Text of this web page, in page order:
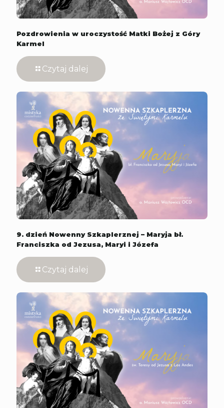
Pozdrowienia w uroczystość Matki Bożej z Góry
Karmel
Czytaj dalej
9. dzień Nowenny Szkaplerznej – Maryja bł.
Franciszka od Jezusa, Maryi i Józefa
Czytaj dalej